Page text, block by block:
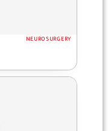
NEUROSURGERY